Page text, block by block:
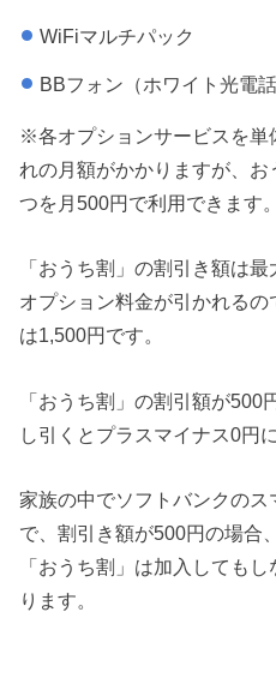
WiFiマルチパック
BBフォン（ホワイト光電
※各オプションサービスを単
れの月額がかかりますが、
つを月500円で利用できます。
「おうち割」の割引き額は
オプション料金が引かれる
は1,500円です。
「おうち割」の割引額が
し引くとプラスマイナス0円
家族の中でソフトバンクのス
で、割引き額が500円の場合
「おうち割」は加入しても
ります。